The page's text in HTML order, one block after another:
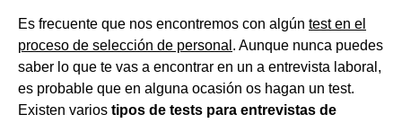
Es frecuente que nos encontremos con algún test en el
proceso de selección de personal . Aunque nunca puedes
saber lo que te vas a encontrar en un a entrevista laboral,
es probable que en alguna ocasión os hagan un test.
Existen varios tipos de tests para entrevistas de